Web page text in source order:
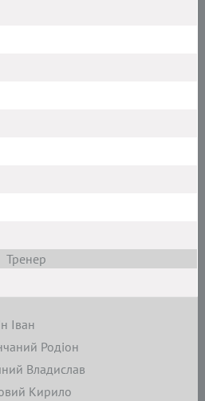
Тренер
Іван
Родіон
Владислав
Кирило